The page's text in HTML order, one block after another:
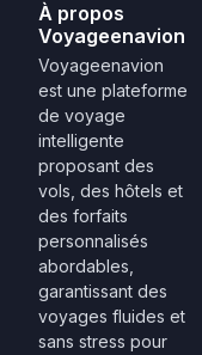
À propos
Voyageenavion
Voyageenavion
est une plateforme
de voyage
intelligente
proposant des
vols, des hôtels et
des forfaits
personnalisés
abordables,
garantissant des
voyages fluides et
sans stress pour